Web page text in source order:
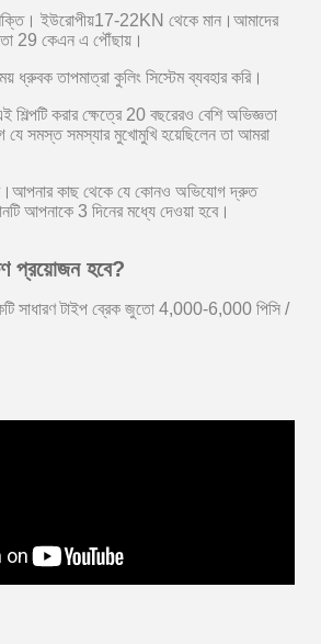
ইউরোপীয়17-22KN থেকে মান।আমাদের
29 কেএন এ পৌঁছায়।
ধ্রুবক তাপমাত্রা কুলিং সিস্টেম ব্যবহার করি।
করার ক্ষেত্রে 20 বছরেরও বেশি অভিজ্ঞতা
সমস্ত সমস্যার মুখোমুখি হয়েছিলেন তা আমরা
কাছ থেকে যে কোনও অভিযোগ দ্রুত
আপনাকে 3 দিনের মধ্যে দেওয়া হবে।
প্রয়োজন হবে?
সাধারণ টাইপ ব্রেক জুতো 4,000-6,000 পিসি /